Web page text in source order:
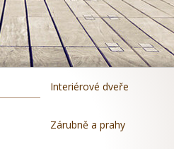
Interiérové dveře
Zárubně a prahy